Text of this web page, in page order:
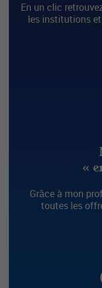
En un clic
les institutions
«
Grâce à mon
toutes les